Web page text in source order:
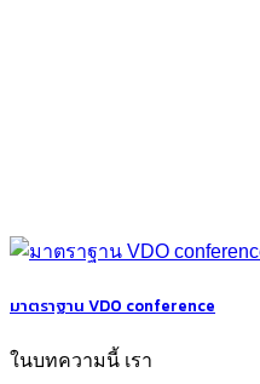
มาตราฐาน VDO conference
ในบทความนี้ เรา